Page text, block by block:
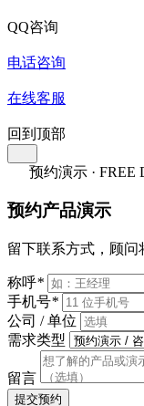
QQ咨询
电话咨询
在线客服
回到顶部
预约演示 · FREE
预约产品演示
留下联系方式，顾
称呼*
手机号*
公司 / 单位
需求类型
留言
提交预约